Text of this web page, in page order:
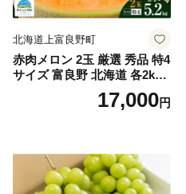
北海道上富良野町
赤肉メロン 2玉 厳選 秀品 特4
サイズ 富良野 北海道 各2kg
～2.6kg 2玉 セット ファーム
富良野 メロン めろん 果物 く
17,000円